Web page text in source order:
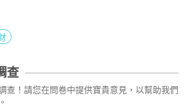
查
查！請您在問卷中提供寶貴意見，以幫助我們